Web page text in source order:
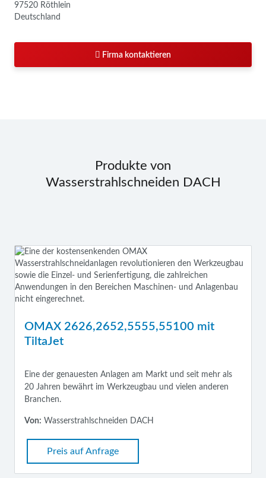
97520 Röthlein
Deutschland
Firma kontaktieren
Produkte von
Wasserstrahlschneiden DACH
OMAX 2626,2652,5555,55100 mit
TiltaJet
Eine der genauesten Anlagen am Markt und seit mehr als
20 Jahren bewährt im Werkzeugbau und vielen anderen
Branchen.
Von: Wasserstrahlschneiden DACH
Preis auf Anfrage